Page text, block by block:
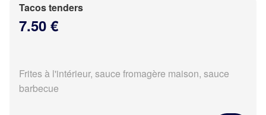
Tacos tenders
7.50 €
Frites à l'intérieur, sauce fromagère maison, sauce
barbecue